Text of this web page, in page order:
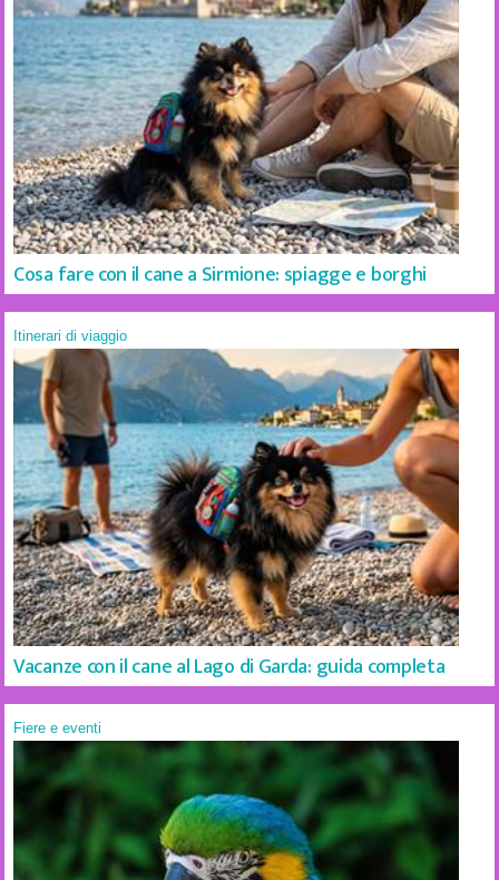
Cosa fare con il cane a Sirmione: spiagge e borghi
Itinerari di viaggio
Vacanze con il cane al Lago di Garda: guida completa
Fiere e eventi